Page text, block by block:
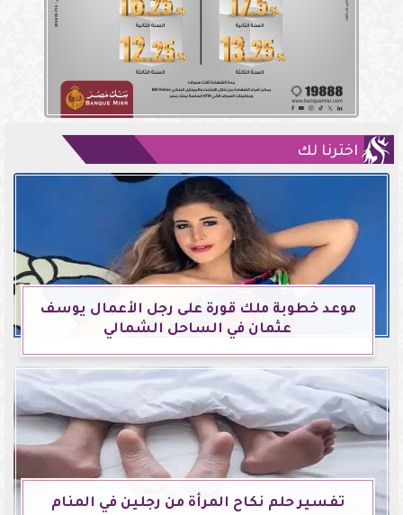
اخترنا لك
موعد خطوبة ملك قورة على رجل الأعمال يوسف
عثمان في الساحل الشمالي
تفسير حلم نكاح المرأة من رجلين في المنام